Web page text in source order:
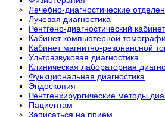
Лечебно-диагностические
Лучевая диагностика
Рентгено-диагностический кабинет
Кабинет компьютерной
Кабинет магнитно-резонансной
Ультразвуковая диагностика
Клиническая лабораторная
Функциональная диагностика
Эндоскопия
Рентгенхирургические методы
Пациентам
Записаться на прием